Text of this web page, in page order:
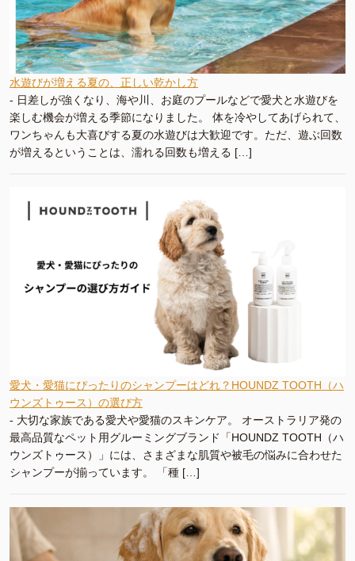
水遊びが増える夏の、正しい乾かし方
- 日差しが強くなり、海や川、お庭のプールなどで愛犬と水遊びを
楽しむ機会が増える季節になりました。 体を冷やしてあげられて、
ワンちゃんも大喜びする夏の水遊びは大歓迎です。ただ、遊ぶ回数
が増えるということは、濡れる回数も増える […]
愛犬・愛猫にぴったりのシャンプーはどれ？HOUNDZ TOOTH（ハ
ウンズトゥース）の選び方
- 大切な家族である愛犬や愛猫のスキンケア。 オーストラリア発の
最高品質なペット用グルーミングブランド「HOUNDZ TOOTH（ハ
ウンズトゥース）」には、さまざまな肌質や被毛の悩みに合わせた
シャンプーが揃っています。 「種 […]